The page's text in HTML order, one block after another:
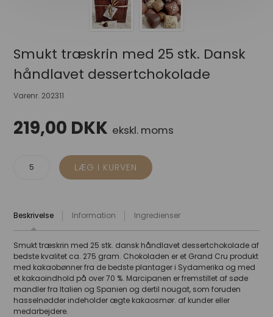
Smukt træskrin med 25 stk. Dansk
håndlavet dessertchokolade
Varenr. 202311
219,00 DKK ekskl. moms
Beskrivelse Information Ingredienser
Smukt træskrin med 25 stk. dansk håndlavet dessertchokolade af
bedste kvalitet ca. 275 gram. Chokoladen er et Grand Cru produkt
med kakaobønner fra de bedste plantager i Sydamerika og med
et kakaoindhold på over 70 %. Marcipanen er fremstillet af søde
mandler fra Italien og Spanien og dertil nougat, som foruden
hasselnødder indeholder ægte kakaosmør. af kunder eller
medarbejdere.